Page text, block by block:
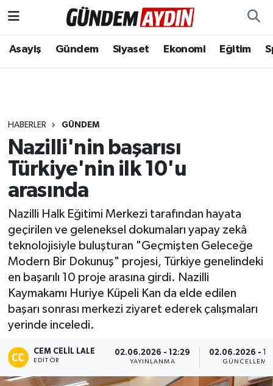
Asayiş Gündem Siyaset Ekonomi Eğitim
HABERLER GÜNDEM
Nazilli'nin başarısı
Türkiye'nin ilk 10'u
arasında
Nazilli Halk Eğitimi Merkezi tarafından hayata
geçirilen ve geleneksel dokumaları yapay zekâ
teknolojisiyle buluşturan "Geçmişten Geleceğe
Modern Bir Dokunuş" projesi, Türkiye genelindeki
en başarılı 10 proje arasına girdi. Nazilli
Kaymakamı Huriye Küpeli Kan da elde edilen
başarı sonrası merkezi ziyaret ederek çalışmaları
yerinde inceledi.
CEM CELIL LALE
EDITÖR
02.06.2026 - 12:29
YAYINLANMA
02.06.2026 -
GÜNCELLEME
Aydın Nöbetçi Eczaneler
Aydın Trafik Yoğunluk Haritası
Süper Lig Puan Durumu ve Fikstür
Son Dakika Haberleri
Haber Arşivi